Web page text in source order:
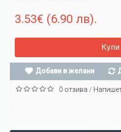
3.53€ (6.90 лв).
Купи
Добави в желани
0 отзива /